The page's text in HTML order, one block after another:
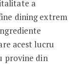
a
dining extrem
acest lucru
provine din